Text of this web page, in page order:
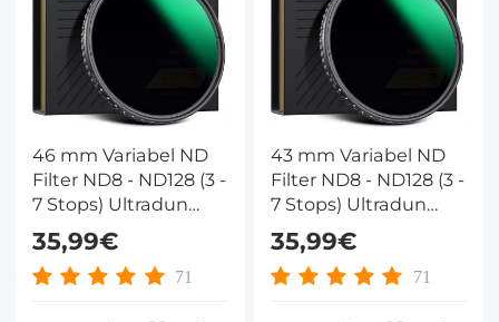
46 mm Variabel ND
Filter ND8 - ND128 (3 -
7 Stops) Ultradun
Variabel Gradiënt
Hydrofoob VND Filter
Met Hoge Resolutie
35,99€
71
43 mm Variabel ND
Filter ND8 - ND128 (3 -
7 Stops) Ultradun
Variabel Gradiënt
Hydrofoob VND Filter
Met Hoge Resolutie
35,99€
71